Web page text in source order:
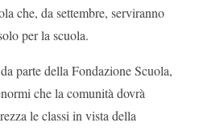
che, da settembre, serviranno
per la scuola.
parte della Fondazione Scuola,
che la comunità dovrà
le classi in vista della